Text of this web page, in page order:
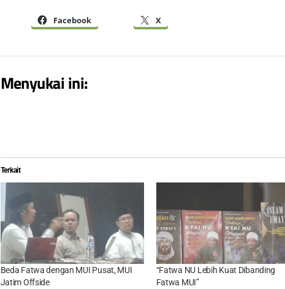
Facebook X
Menyukai ini:
Terkait
Beda Fatwa dengan MUI Pusat, MUI
Jatim Offside
“Fatwa NU Lebih Kuat Dibanding
Fatwa MUI”